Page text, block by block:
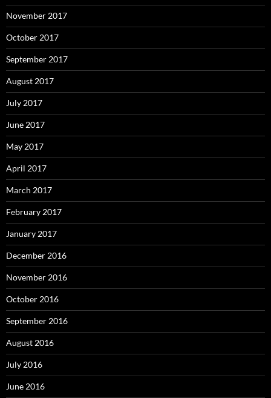
November 2017
October 2017
September 2017
August 2017
July 2017
June 2017
May 2017
April 2017
March 2017
February 2017
January 2017
December 2016
November 2016
October 2016
September 2016
August 2016
July 2016
June 2016